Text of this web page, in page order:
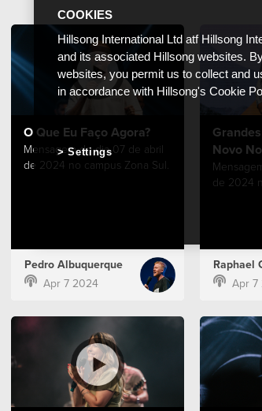
O Que Eu Faço Agora?
Mensagem do dia 07 de abril
de 2024 no campus Zona Sul.
Pedro Albuquerque
Apr 7 2024
Novo
de 2024
Raphael
Apr
COOKIES
Hillsong International Ltd atf Hillsong
and its associated Hillsong websites.
websites, you permit us to collect and
in accordance with Hillsong's Cookie
Settings